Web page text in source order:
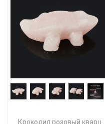
Крокодил розовый кварц